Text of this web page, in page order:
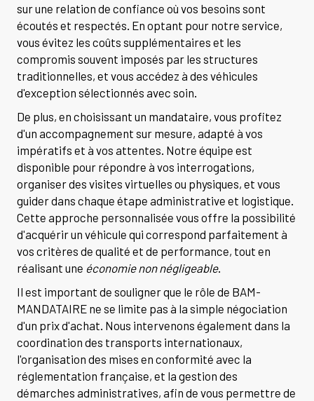
sur une relation de confiance où vos besoins sont
écoutés et respectés. En optant pour notre service,
vous évitez les coûts supplémentaires et les
compromis souvent imposés par les structures
traditionnelles, et vous accédez à des véhicules
d'exception sélectionnés avec soin.
De plus, en choisissant un mandataire, vous profitez
d'un accompagnement sur mesure, adapté à vos
impératifs et à vos attentes. Notre équipe est
disponible pour répondre à vos interrogations,
organiser des visites virtuelles ou physiques, et vous
guider dans chaque étape administrative et logistique.
Cette approche personnalisée vous offre la possibilité
d'acquérir un véhicule qui correspond parfaitement à
vos critères de qualité et de performance, tout en
réalisant une économie non négligeable.
Il est important de souligner que le rôle de BAM-
MANDATAIRE ne se limite pas à la simple négociation
d'un prix d'achat. Nous intervenons également dans la
coordination des transports internationaux,
l'organisation des mises en conformité avec la
réglementation française, et la gestion des
démarches administratives, afin de vous permettre de